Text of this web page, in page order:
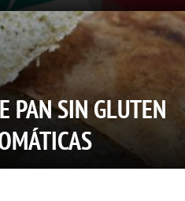
PAN SIN GLUTEN